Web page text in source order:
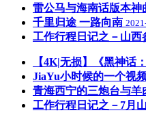
雷公马与海南话版本神
千里归途 一路向南
工作行程日记之－山西
【4K|无损】《黑神话
JiaYu小时候的一个视
青海西宁的三炮台与羊
工作行程日记之－7月